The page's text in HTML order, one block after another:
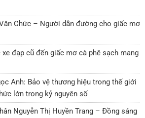
Chức – Người dẫn đường cho giấc mơ
xe đạp cũ đến giấc mơ cà phê sạch mang
Anh: Bảo vệ thương hiệu trong thế giới
lớn trong kỷ nguyên số
Nguyễn Thị Huyền Trang – Đồng sáng